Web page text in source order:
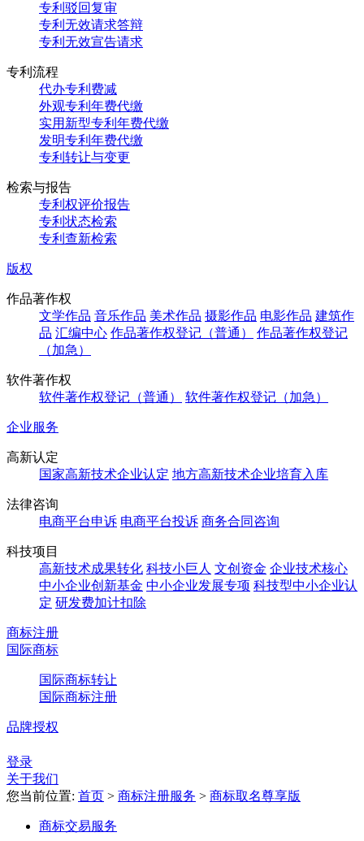
专利驳回复审
专利无效请求答辩
专利无效宣告请求
专利流程
代办专利费减
外观专利年费代缴
实用新型专利年费代缴
发明专利年费代缴
专利转让与变更
检索与报告
专利权评价报告
专利状态检索
专利查新检索
版权
作品著作权
文学作品 音乐作品 美术作品 摄影作品 电影作品 建筑作
品 汇编中心 作品著作权登记（普通）
作品著作权登记
（加急）
软件著作权
软件著作权登记（普通）
软件著作权登记（加急）
企业服务
高新认定
国家高新技术企业认定 地方高新技术企业培育入库
法律咨询
电商平台申诉 电商平台投诉 商务合同咨询
科技项目
高新技术成果转化 科技小巨人 文创资金 企业技术核心
中小企业创新基金 中小企业发展专项 科技型中小企业认
定 研发费加计扣除
商标注册
国际商标
国际商标转让
国际商标注册
品牌授权
登录
关于我们
您当前位置: 首页 > 商标注册服务 > 商标取名尊享版
商标交易服务